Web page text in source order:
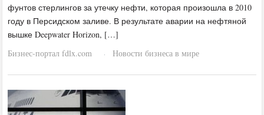
фунтов стерлингов за утечку нефти, которая произошла в 2010
году в Персидском заливе. В результате аварии на нефтяной
вышке Deepwater Horizon, […]
Бизнес-портал fdlx.com
· Новости бизнеса в мире